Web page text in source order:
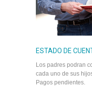
ESTADO DE
Los padres podran
cada uno de sus
Pagos pendientes.